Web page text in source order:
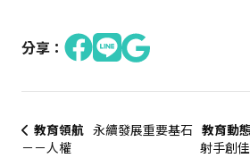
分享：
教育領航 永續發展重要基石
－－人權
教育動態
射手創